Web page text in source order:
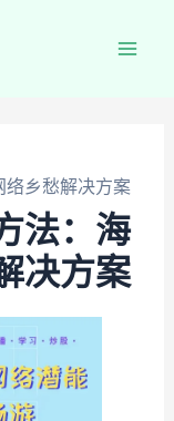
络乡愁解决方案
法：海
决方案